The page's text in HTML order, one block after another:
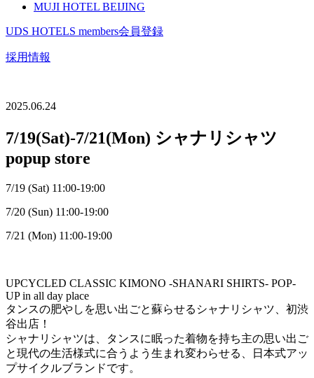
MUJI HOTEL BEIJING
UDS HOTELS members会員登録
採用情報
2025.06.24
7/19(Sat)-7/21(Mon) シャナリシャツ
popup store
7/19 (Sat) 11:00-19:00
7/20 (Sun) 11:00-19:00
7/21 (Mon) 11:00-19:00
UPCYCLED CLASSIC KIMONO -SHANARI SHIRTS- POP-
UP in all day place
タンスの肥やしを思い出ごと蘇らせるシャナリシャツ、初渋
谷出店！
シャナリシャツは、タンスに眠った着物を持ち主の思い出ご
と現代の生活様式に合うよう生まれ変わらせる、日本式アッ
プサイクルブランドです。